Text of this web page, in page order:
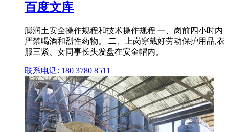
百度文库
膨润土安全操作规程和技术操作规程 一、岗前四小时内
严禁喝酒和烈性药物。 二、上岗穿戴好劳动保护用品,衣
服三紧、女同事长头发盘在安全帽内。
联系电话: 180 3780 8511